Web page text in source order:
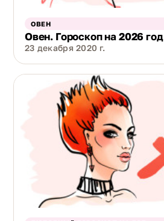
ОВЕН
Овен. Гороскоп на 2026 год
23 декабря 2020 г.